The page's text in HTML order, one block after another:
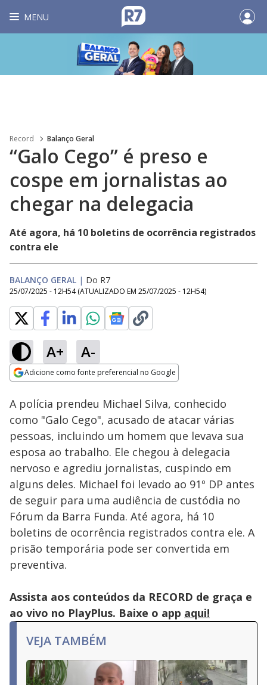
MENU
Record Balanço Geral
“Galo Cego” é preso e
cospe em jornalistas ao
chegar na delegacia
Até agora, há 10 boletins de ocorrência registrados
contra ele
BALANÇO GERAL | Do R7
25/07/2025 - 12H54 (ATUALIZADO EM 25/07/2025 - 12H54)
A+ A-
Adicione como fonte preferencial no Google
Ativar
Loaded
31.09%
A polícia prendeu Michael Silva, conhecido
como "Galo Cego", acusado de atacar várias
pessoas, incluindo um homem que levava sua
esposa ao trabalho. Ele chegou à delegacia
nervoso e agrediu jornalistas, cuspindo em
alguns deles. Michael foi levado ao 91º DP antes
de seguir para uma audiência de custódia no
Fórum da Barra Funda. Até agora, há 10
boletins de ocorrência registrados contra ele. A
prisão temporária pode ser convertida em
preventiva.
Assista aos conteúdos da RECORD de graça e
ao vivo no PlayPlus. Baixe o app aqui!
VEJA TAMBÉM